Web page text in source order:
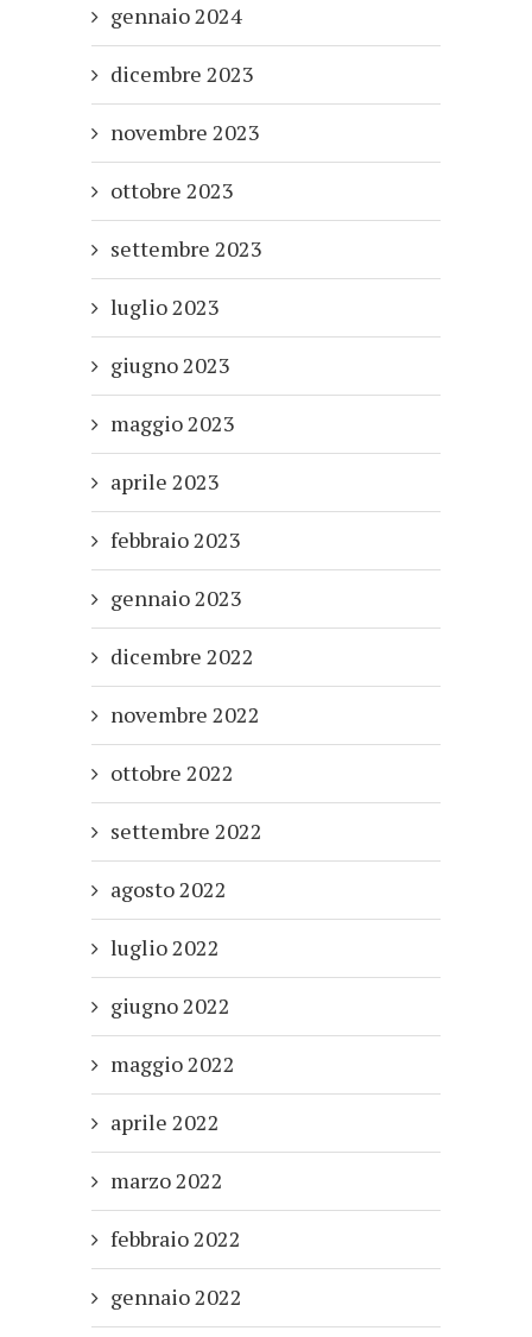
gennaio 2024
dicembre 2023
novembre 2023
ottobre 2023
settembre 2023
luglio 2023
giugno 2023
maggio 2023
aprile 2023
febbraio 2023
gennaio 2023
dicembre 2022
novembre 2022
ottobre 2022
settembre 2022
agosto 2022
luglio 2022
giugno 2022
maggio 2022
aprile 2022
marzo 2022
febbraio 2022
gennaio 2022